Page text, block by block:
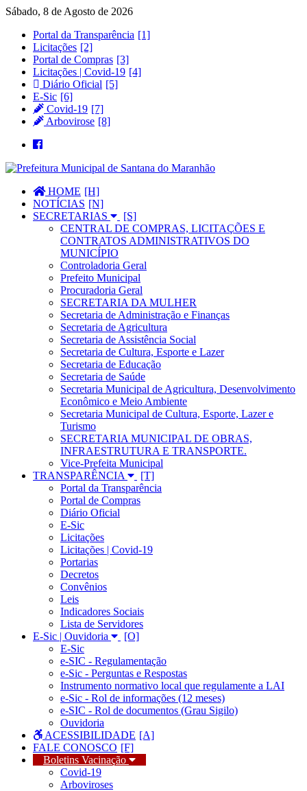
Sábado, 8 de Agosto de 2026
Portal da Transparência
Licitações
Portal de Compras
Licitações | Covid-19
Diário Oficial
E-Sic
Covid-19
Arbovirose
HOME
NOTÍCIAS
SECRETARIAS
CENTRAL DE COMPRAS, LICITAÇÕES E
CONTRATOS ADMINISTRATIVOS DO
MUNICÍPIO
Controladoria Geral
Prefeito Municipal
Procuradoria Geral
SECRETARIA DA MULHER
Secretaria de Administração e Finanças
Secretaria de Agricultura
Secretaria de Assistência Social
Secretaria de Cultura, Esporte e Lazer
Secretaria de Educação
Secretaria de Saúde
Secretaria Municipal de Agricultura, Desenvolvimento
Econômico e Meio Ambiente
Secretaria Municipal de Cultura, Esporte, Lazer e
Turismo
SECRETARIA MUNICIPAL DE OBRAS,
INFRAESTRUTURA E TRANSPORTE.
Vice-Prefeita Municipal
TRANSPARÊNCIA
Portal da Transparência
Portal de Compras
Diário Oficial
E-Sic
Licitações
Licitações | Covid-19
Portarias
Decretos
Convênios
Leis
Indicadores Sociais
Lista de Servidores
E-Sic | Ouvidoria
E-Sic
e-SIC - Regulamentação
e-Sic - Perguntas e Respostas
Instrumento normativo local que regulamente a LAI
e-Sic - Rol de informações (12 meses)
e-SIC - Rol de documentos (Grau Sigilo)
Ouvidoria
ACESSIBILIDADE
FALE CONOSCO
Boletins Vacinação
Covid-19
Arboviroses